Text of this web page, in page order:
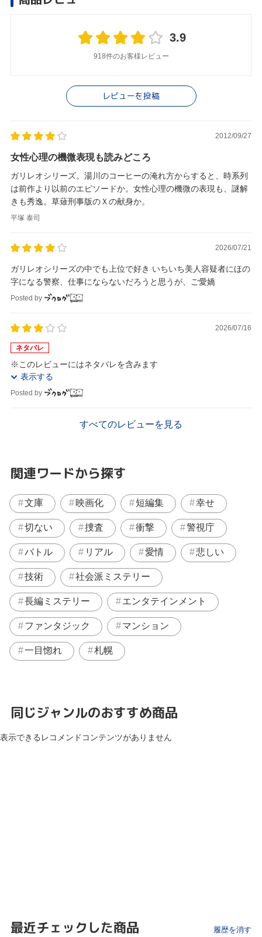
3.9
918件のお客様レビュー
レビューを投稿
2012/09/27
女性心理の機微表現も読みどころ
ガリレオシリーズ。湯川のコーヒーの淹れ方からすると、時系列
は前作より以前のエピソードか。女性心理の機微の表現も、謎解
きも秀逸。草薙刑事版のＸの献身か。
平塚 泰司
2026/07/21
ガリレオシリーズの中でも上位で好き いちいち美人容疑者にほの
字になる警察、仕事にならないだろうと思うが、ご愛嬌
Posted by
2026/07/16
ネタバレ
※このレビューにはネタバレを含みます
表示する
Posted by
すべてのレビューを見る
関連ワードから探す
文庫 映画化 短編集 幸せ
切ない 捜査 衝撃 警視庁
バトル リアル 愛情 悲しい
技術 社会派ミステリー
長編ミステリー エンタテインメント
ファンタジック マンション
一目惚れ 札幌
同じジャンルのおすすめ商品
表示できるレコメンドコンテンツがありません
最近チェックした商品 履歴を消す